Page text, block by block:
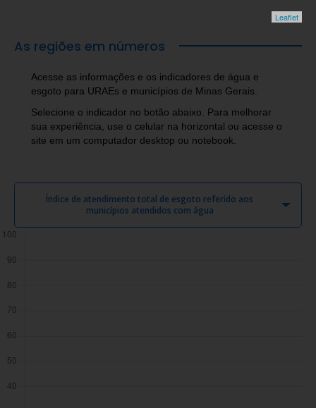
Leaflet
As regiões em números
Acesse as informações e os indicadores de água e
esgoto para URAEs e municípios de Minas Gerais.
Selecione o indicador no botão abaixo. Para melhorar
sua experiência, use o celular na horizontal ou acesse o
site em um computador desktop ou notebook.
Índice de atendimento total de esgoto referido aos
municípios atendidos com água